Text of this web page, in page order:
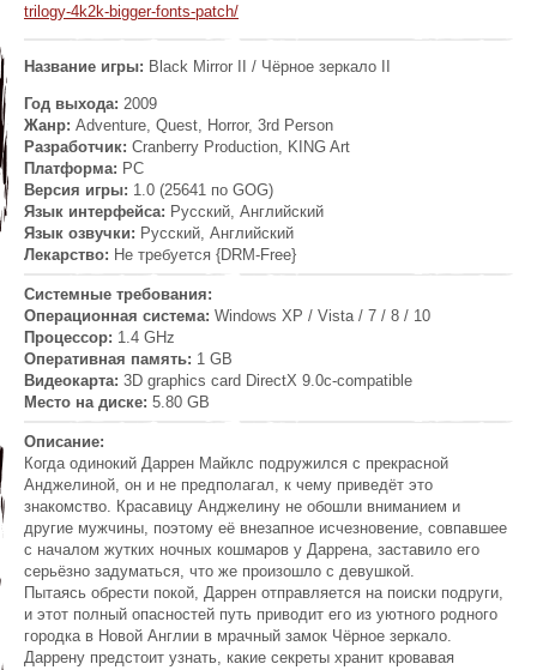
trilogy-4k2k-bigger-fonts-patch/
Название игры: Black Mirror II / Чёрное зеркало II
Год выхода: 2009
Жанр: Adventure, Quest, Horror, 3rd Person
Разработчик: Cranberry Production, KING Art
Платформа: PC
Версия игры: 1.0 (25641 по GOG)
Язык интерфейса: Русский, Английский
Язык озвучки: Русский, Английский
Лекарство: Не требуется {DRM-Free}
Системные требования:
Операционная система: Windows XP / Vista / 7 / 8 / 10
Процессор: 1.4 GHz
Оперативная память: 1 GB
Видеокарта: 3D graphics card DirectX 9.0c-compatible
Место на диске: 5.80 GB
Описание:
Когда одинокий Даррен Майклс подружился с прекрасной
Анджелиной, он и не предполагал, к чему приведёт это
знакомство. Красавицу Анджелину не обошли вниманием и
другие мужчины, поэтому её внезапное исчезновение, совпавшее
с началом жутких ночных кошмаров у Даррена, заставило его
серьёзно задуматься, что же произошло с девушкой.
Пытаясь обрести покой, Даррен отправляется на поиски подруги,
и этот полный опасностей путь приводит его из уютного родного
городка в Новой Англии в мрачный замок Чёрное зеркало.
Даррену предстоит узнать, какие секреты хранит кровавая